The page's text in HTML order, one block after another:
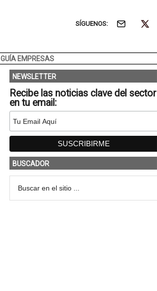
SÍGUENOS:
GUÍA EMPRESAS
NEWSLETTER
Recibe las noticias clave del sector
en tu email:
BUSCADOR